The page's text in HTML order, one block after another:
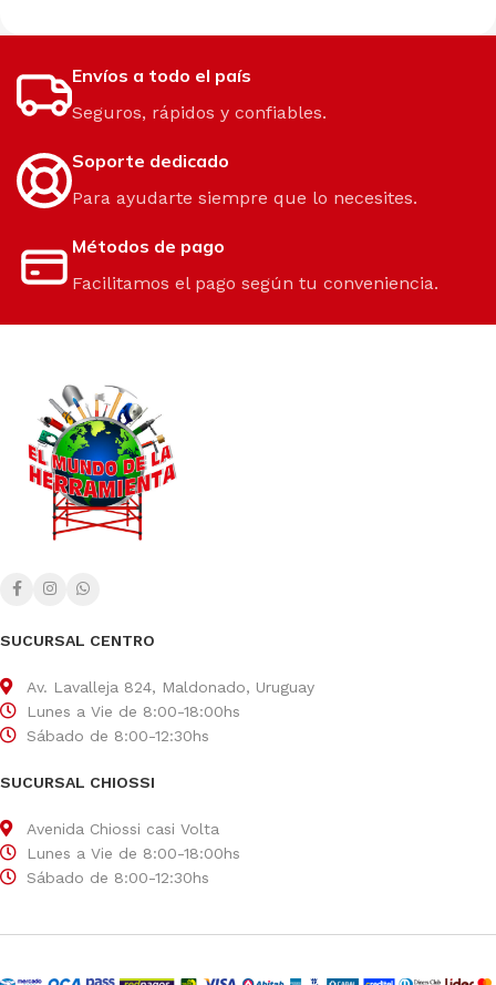
Envíos a todo el país
Seguros, rápidos y confiables.
Soporte dedicado
Para ayudarte siempre que lo necesites.
Métodos de pago
Facilitamos el pago según tu conveniencia.
SUCURSAL CENTRO
Av. Lavalleja 824, Maldonado, Uruguay
Lunes a Vie de 8:00-18:00hs
Sábado de 8:00-12:30hs
SUCURSAL CHIOSSI
Avenida Chiossi casi Volta
Lunes a Vie de 8:00-18:00hs
Sábado de 8:00-12:30hs